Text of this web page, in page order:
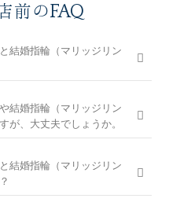
前のFAQ
結婚指輪（マリッジリン
ジャスまで、豊富なラインナ
ションを組み合わせると数万
叶える婚約指輪と結婚指輪を
一部の商品です。
結婚指輪（マリッジリン
が、大丈夫でしょうか。
ライフスタイル、ご予算等を
インをご提案させていただき
結婚指輪（マリッジリン